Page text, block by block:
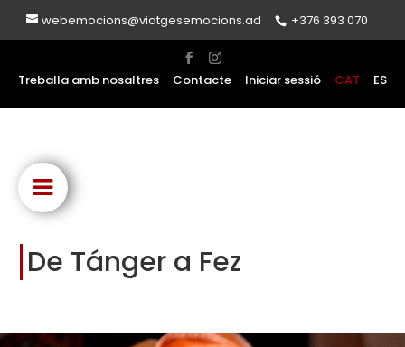
webemocions@viatgesemocions.ad +376 393 070
Treballa amb nosaltres Contacte Iniciar sessió CAT ES
De Tánger a Fez